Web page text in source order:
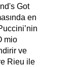
Got
en
mio
ve
Rieu ile